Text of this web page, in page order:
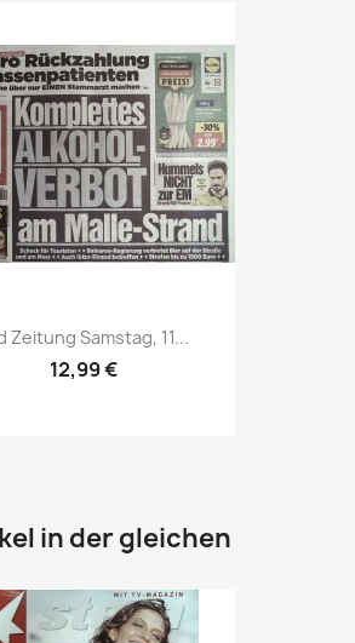
Vorschau
Zeitung Samstag, 11...
12,99 €
in der gleichen